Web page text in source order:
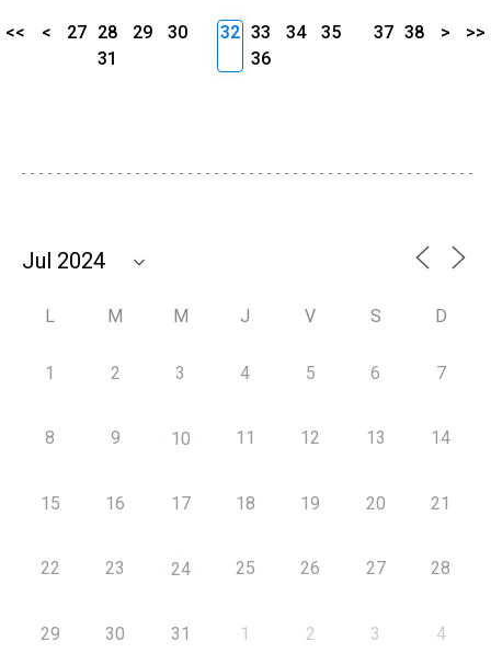
<< < 27 28 29
30
31
32 33 34
35
36
37 38 > >>
L M M J V S D
1 2 3 4 5 6 7
8 9 10 11 12 13 14
15 16 17 18 19 20 21
22 23 24 25 26 27 28
29 30 31 1 2 3 4